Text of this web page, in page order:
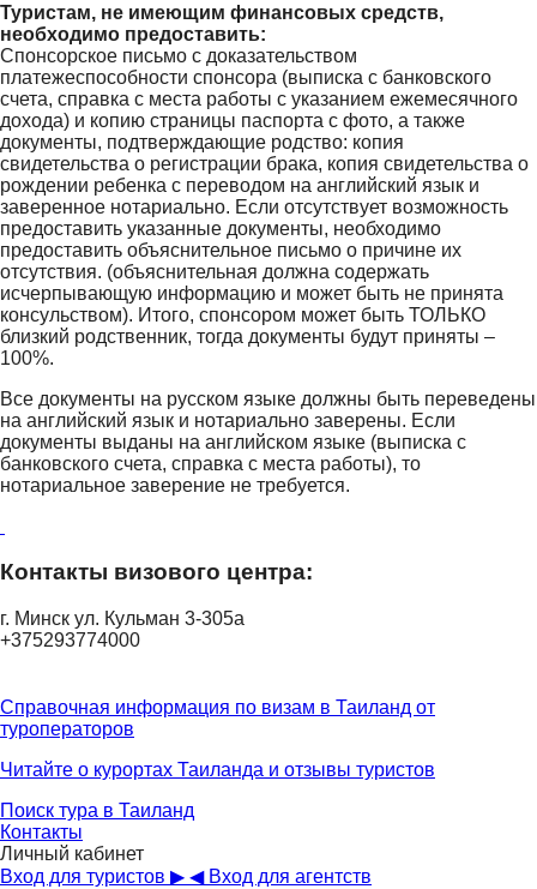
Туристам, не имеющим финансовых средств,
необходимо предоставить:
Спонсорское письмо с доказательством
платежеспособности спонсора (выписка с банковского
счета, справка с места работы с указанием ежемесячного
дохода) и копию страницы паспорта с фото, а также
документы, подтверждающие родство: копия
свидетельства о регистрации брака, копия свидетельства о
рождении ребенка с переводом на английский язык и
заверенное нотариально. Если отсутствует возможность
предоставить указанные документы, необходимо
предоставить объяснительное письмо о причине их
отсутствия. (объяснительная должна содержать
исчерпывающую информацию и может быть не принята
консульством). Итого, спонсором может быть ТОЛЬКО
близкий родственник, тогда документы будут приняты –
100%.
Все документы на русском языке должны быть переведены
на английский язык и нотариально заверены. Если
документы выданы на английском языке (выписка с
банковского счета, справка с места работы), то
нотариальное заверение не требуется.
Контакты визового центра:
г. Минск ул. Кульман 3-305а
+375293774000
Справочная информация по визам в Таиланд от
туроператоров
Читайте о курортах Таиланда и отзывы туристов
Поиск тура в Таиланд
Контакты
Личный кабинет
Вход для туристов ▶ ◀ Вход для агентств